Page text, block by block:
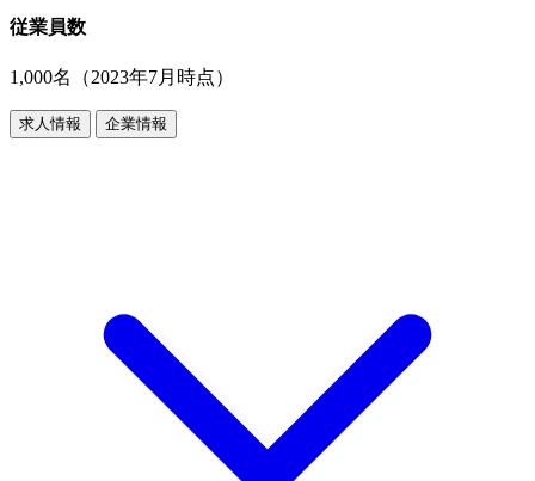
従業員数
1,000名（2023年7月時点）
求人情報 企業情報